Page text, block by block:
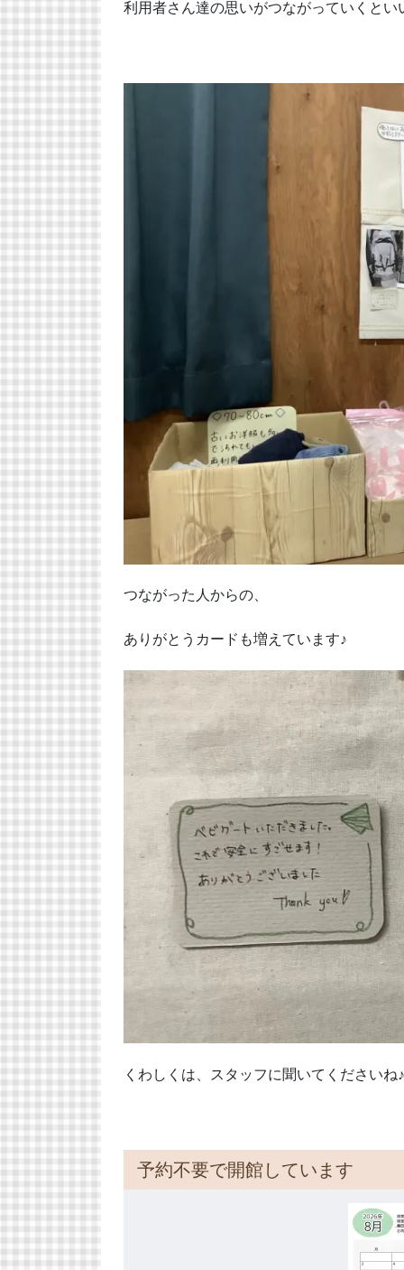
利用者さん達の思いがつながっていくと
つながった人からの、
ありがとうカードも増えています♪
くわしくは、スタッフに聞いてくださいね♪
予約不要で開館しています